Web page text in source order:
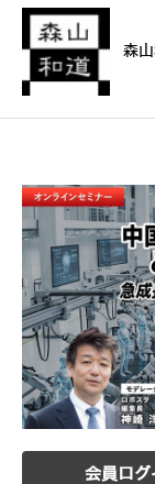
森
会員ログ